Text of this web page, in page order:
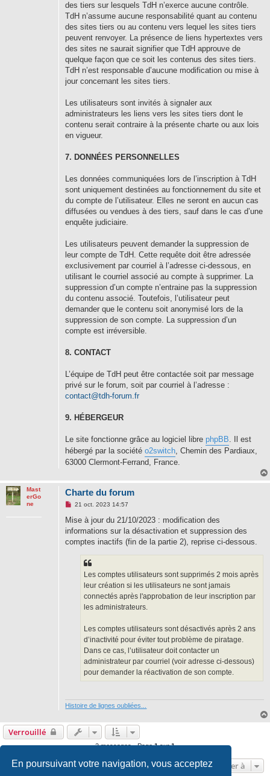
En poursuivant votre navigation, vous acceptez
des tiers sur lesquels TdH n’exerce aucune contrôle.
TdH n’assume aucune responsabilité quant au contenu
des sites tiers ou au contenu vers lequel les sites tiers
peuvent renvoyer. La présence de liens hypertextes vers
des sites ne saurait signifier que TdH approuve de
quelque façon que ce soit les contenus des sites tiers.
TdH n’est responsable d’aucune modification ou mise à
jour concernant les sites tiers.
Les utilisateurs sont invités à signaler aux
administrateurs les liens vers les sites tiers dont le
contenu serait contraire à la présente charte ou aux lois
en vigueur.
7. DONNÉES PERSONNELLES
Les données communiquées lors de l’inscription à TdH
sont uniquement destinées au fonctionnement du site et
du compte de l’utilisateur. Elles ne seront en aucun cas
diffusées ou vendues à des tiers, sauf dans le cas d’une
enquête judiciaire.
Les utilisateurs peuvent demander la suppression de
leur compte de TdH. Cette requête doit être adressée
exclusivement par courriel à l’adresse ci-dessous, en
utilisant le courriel associé au compte à supprimer. La
suppression d’un compte n’entraine pas la suppression
du contenu associé. Toutefois, l’utilisateur peut
demander que le contenu soit anonymisé lors de la
suppression de son compte. La suppression d’un
compte est irréversible.
8. CONTACT
L’équipe de TdH peut être contactée soit par message
privé sur le forum, soit par courriel à l’adresse :
contact@tdh-forum.fr
9. HÉBERGEUR
Le site fonctionne grâce au logiciel librephpBB. Il est
hébergé par la sociétéo2switch, Chemin des Pardiaux,
63000 Clermont-Ferrand, France.
Mast
erGo
ne
Charte du forum
M
s
a
g
21 oct. 2023 14:57
Mise à jour du 21/10/2023 : modification des
informations sur la désactivation et suppression des
comptes inactifs (fin de la partie 2), reprise ci-dessous.
Les comptes utilisateurs sont supprimés 2 mois après
leur création si les utilisateurs ne sont jamais
connectés après l'approbation de leur inscription par
les administrateurs.
Les comptes utilisateurs sont désactivés après 2 ans
d’inactivité pour éviter tout problème de piratage.
Dans ce cas, l’utilisateur doit contacter un
administrateur par courriel (voir adresse ci-dessous)
pour demander la réactivation de son compte.
Histoire de lignes oubliées...
Verrouillé
2 messages • Page1sur1
Aller à